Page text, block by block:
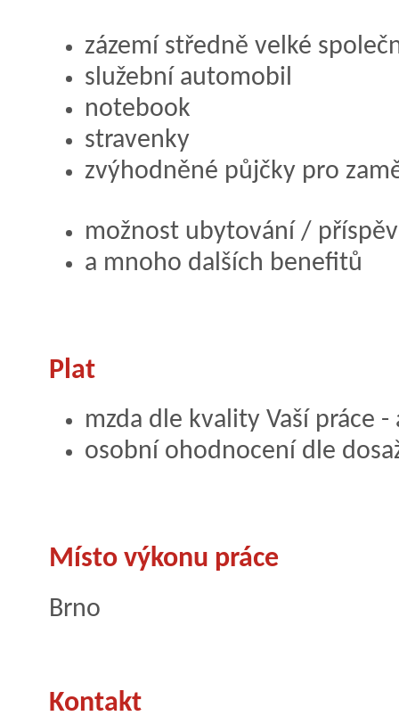
zázemí středně velké
služební automobil
notebook
stravenky
zvýhodněné půjčky pro
možnost ubytování /
a mnoho dalších benefitů
Plat
mzda dle kvality Vaší práce -
osobní ohodnocení dle
Místo výkonu práce
Brno
Kontakt